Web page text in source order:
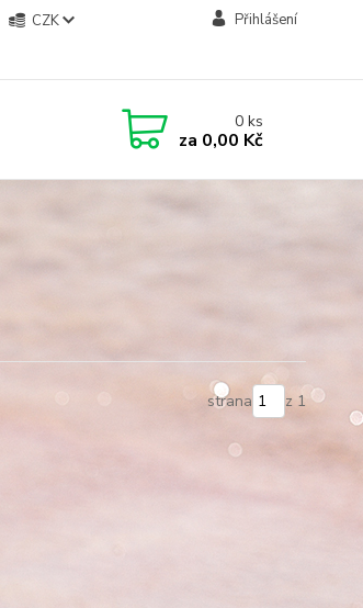
CZK Přihlášení
0ks
za 0,00 Kč
strana z 1